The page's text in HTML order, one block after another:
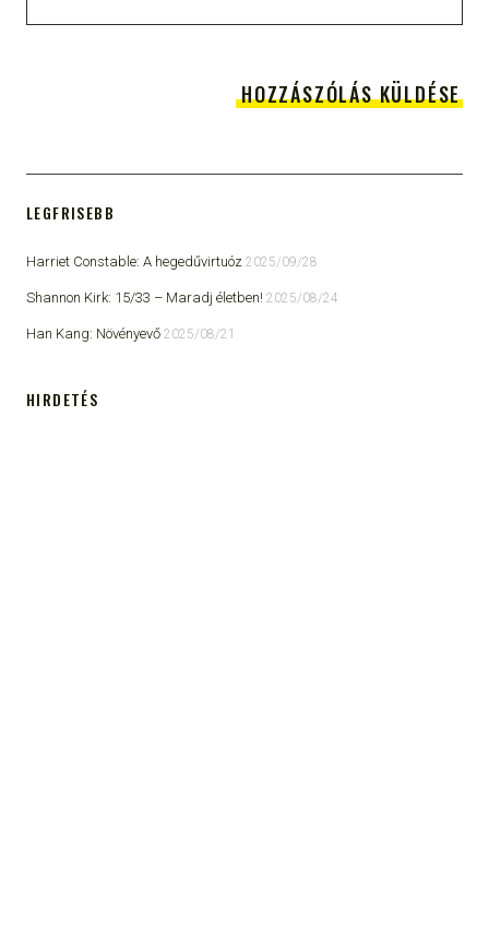
LEGFRISEBB
Harriet Constable: A hegedűvirtuóz 2025/09/28
Shannon Kirk: 15/33 ​– Maradj életben! 2025/08/24
Han Kang: Növényevő 2025/08/21
HIRDETÉS